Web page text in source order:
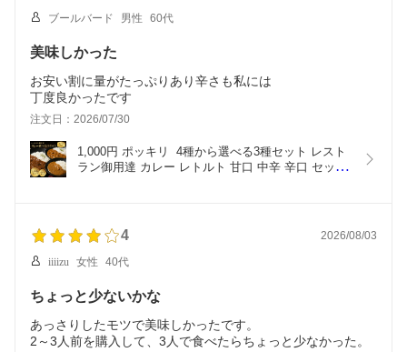
ブールバード 男性 60代
美味しかった
お安い割に量がたっぷりあり辛さも私には
丁度良かったです
注文日：2026/07/30
1,000円 ポッキリ  4種から選べる3種セット レスト
ラン御用達 カレー レトルト 甘口 中辛 辛口 セット
4 2026/08/03
iiiizu 女性 40代
ちょっと少ないかな
あっさりしたモツで美味しかったです。
2～3人前を購入して、3人で食べたらちょっと少なかった。